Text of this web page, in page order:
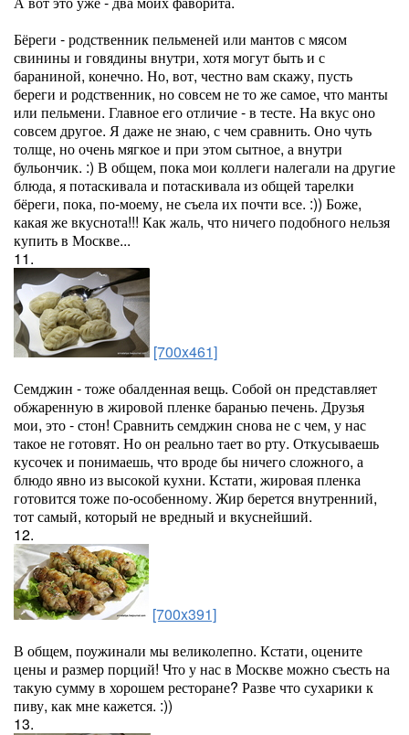
Бёреги - родственник пельменей или мантов с мясом
свинины и говядины внутри, хотя могут быть и с
бараниной, конечно. Но, вот, честно вам скажу, пусть
береги и родственник, но совсем не то же самое, что манты
или пельмени. Главное его отличие - в тесте. На вкус оно
совсем другое. Я даже не знаю, с чем сравнить. Оно чуть
толще, но очень мягкое и при этом сытное, а внутри
бульончик. :) В общем, пока мои коллеги налегали на другие
блюда, я потаскивала и потаскивала из общей тарелки
бёреги, пока, по-моему, не съела их почти все. :)) Боже,
какая же вкуснота!!! Как жаль, что ничего подобного нельзя
купить в Москве...
11.
[700x461]
Семджин - тоже обалденная вещь. Собой он представляет
обжаренную в жировой пленке баранью печень. Друзья
мои, это - стон! Сравнить семджин снова не с чем, у нас
такое не готовят. Но он реально тает во рту. Откусываешь
кусочек и понимаешь, что вроде бы ничего сложного, а
блюдо явно из высокой кухни. Кстати, жировая пленка
готовится тоже по-особенному. Жир берется внутренний,
тот самый, который не вредный и вкуснейший.
12.
[700x391]
В общем, поужинали мы великолепно. Кстати, оцените
цены и размер порций! Что у нас в Москве можно съесть на
такую сумму в хорошем ресторане? Разве что сухарики к
пиву, как мне кажется. :))
13.